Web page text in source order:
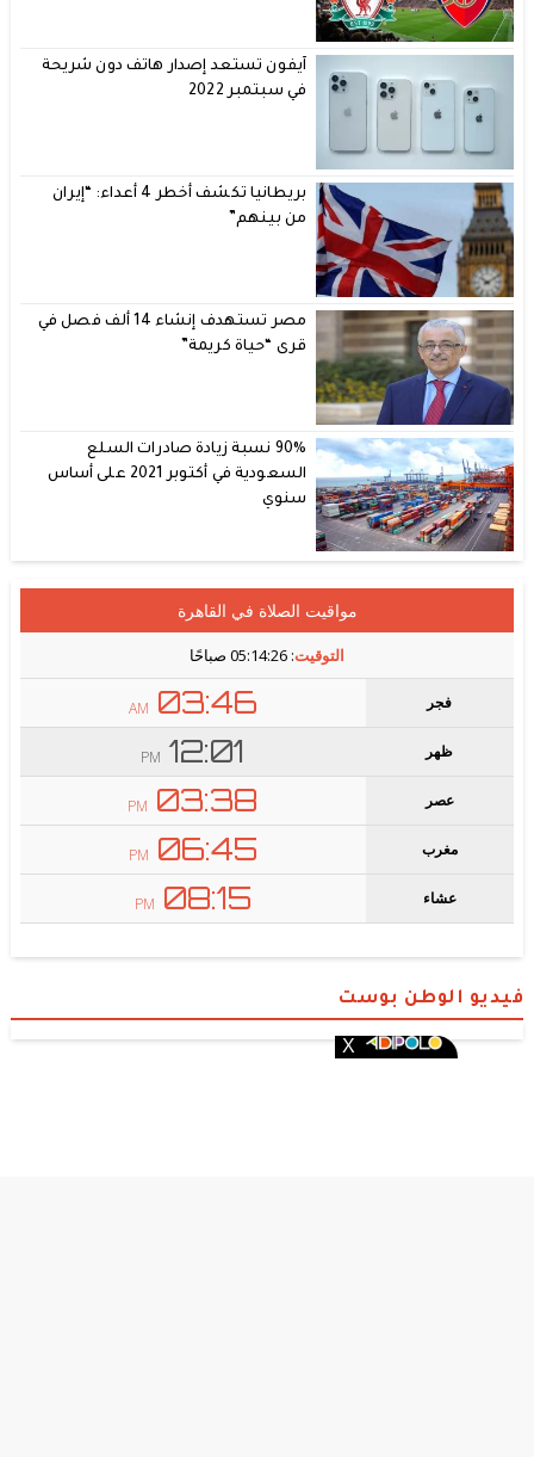
آيفون تستعد إصدار هاتف دون شريحة
في سبتمبر 2022
بريطانيا تكشف أخطر 4 أعداء: “إيران
من بينهم”
مصر تستهدف إنشاء 14 ألف فصل في
قرى “حياة كريمة”
90% نسبة زيادة صادرات السلع
السعودية في أكتوبر 2021 على أساس
سنوي
فيديو الوطن بوست